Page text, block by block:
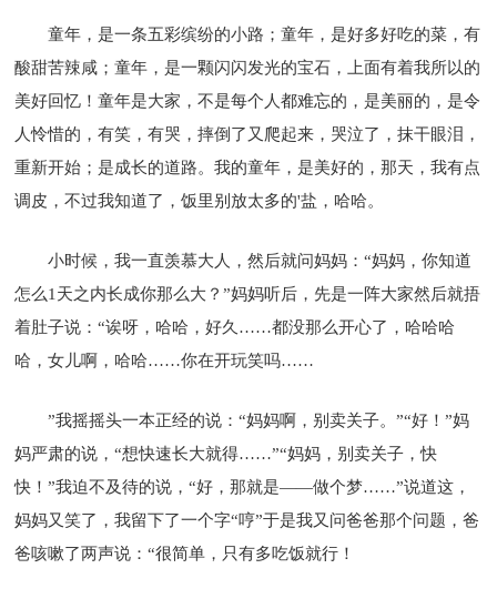
童年，是一条五彩缤纷的小路；童年，是好多好吃的菜，有
酸甜苦辣咸；童年，是一颗闪闪发光的宝石，上面有着我所以的
美好回忆！童年是大家，不是每个人都难忘的，是美丽的，是令
人怜惜的，有笑，有哭，摔倒了又爬起来，哭泣了，抹干眼泪，
重新开始；是成长的道路。我的童年，是美好的，那天，我有点
调皮，不过我知道了，饭里别放太多的'盐，哈哈。
小时候，我一直羡慕大人，然后就问妈妈：“妈妈，你知道
怎么1天之内长成你那么大？”妈妈听后，先是一阵大家然后就捂
着肚子说：“诶呀，哈哈，好久……都没那么开心了，哈哈哈
哈，女儿啊，哈哈……你在开玩笑吗……
”我摇摇头一本正经的说：“妈妈啊，别卖关子。”“好！”妈
妈严肃的说，“想快速长大就得……”“妈妈，别卖关子，快
快！”我迫不及待的说，“好，那就是——做个梦……”说道这，
妈妈又笑了，我留下了一个字“哼”于是我又问爸爸那个问题，爸
爸咳嗽了两声说：“很简单，只有多吃饭就行！